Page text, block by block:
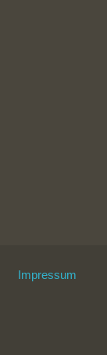
Impressum